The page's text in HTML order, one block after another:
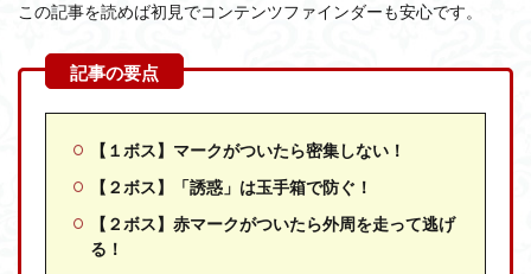
この記事を読めば初見でコンテンツファインダーも安心です。
【１ボス】マークがついたら密集しない！
【２ボス】「誘惑」は玉手箱で防ぐ！
【２ボス】赤マークがついたら外周を走って逃げ
る！